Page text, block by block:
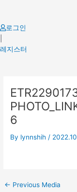
content
로그인
레지스터
6
By lynnshih /
navigation
← Previous Media